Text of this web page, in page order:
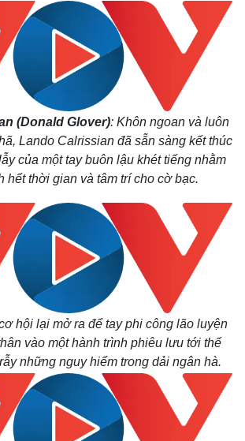
(Donald Glover): Khôn ngoan và luôn
Lando Calrissian đã sẵn sàng kết thúc
của một tay buôn lậu khét tiếng nhằm
hết thời gian và tâm trí cho cờ bạc.
hội lại mở ra để tay phi công lão luyện
vào một hành trình phiêu lưu tới thế
những nguy hiểm trong dải ngân hà.